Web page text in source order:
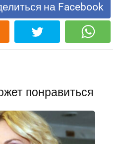
на Facebook
понравиться